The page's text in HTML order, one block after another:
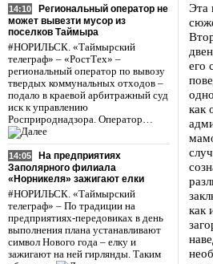
14:10
Региональный оператор не
может вывезти мусор из
поселков Таймыра
#НОРИЛЬСК. «Таймырский
телеграф» – «РостТех» –
региональный оператор по вывозу
твердых коммунальных отходов –
подало в краевой арбитражный суд
иск к управлению
Росприроднадзора. Оператор…
14:05
На предприятиях
Заполярного филиала
«Норникеля» зажигают елки
#НОРИЛЬСК. «Таймырский
телеграф» – По традиции на
предприятиях-передовиках в день
выполнения плана устанавливают
символ Нового года – елку и
зажигают на ней гирлянды. Таким
Эта
его
как
как